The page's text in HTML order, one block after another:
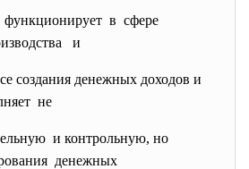
функционирует в сфере
и
создания денежных доходов и
не
и контрольную, но
денежных